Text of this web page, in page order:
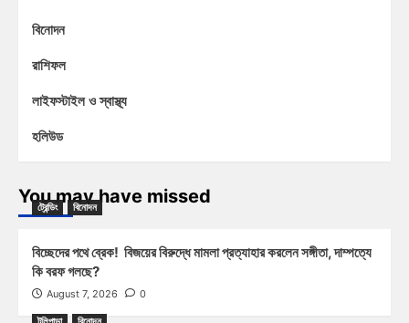
বিনোদন
রাশিফল
লাইফস্টাইল ও স্বাস্থ্য
হলিউড
You may have missed
ট্রেন্ডিং বিনোদন
বিচ্ছেদের পথে ব্রেক! বিজয়ের বিরুদ্ধে মামলা প্রত্যাহার করলেন সঙ্গীতা, দাম্পত্যে
কি বরফ গলছে?
August 7, 2026 0